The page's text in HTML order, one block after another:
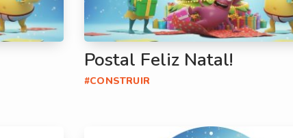
Postal Feliz Natal!
#CONSTRUIR